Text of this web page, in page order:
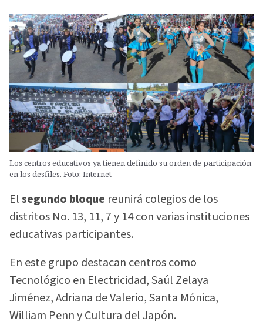
Los centros educativos ya tienen definido su orden de participación
en los desfiles. Foto: Internet
Elsegundo bloque reunirá colegios de los
distritos No. 13, 11, 7 y 14 con varias instituciones
educativas participantes.
En este grupo destacan centros como
Tecnológico en Electricidad, Saúl Zelaya
Jiménez, Adriana de Valerio, Santa Mónica,
William Penn y Cultura del Japón.